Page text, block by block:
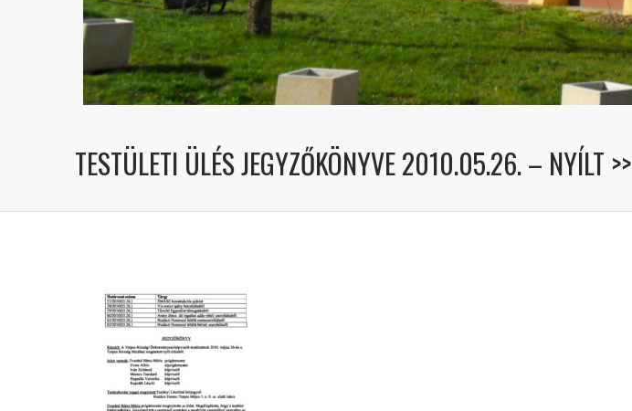
TESTÜLETI ÜLÉS JEGYZŐKÖNYVE 2010.05.26. – NYÍLT >>